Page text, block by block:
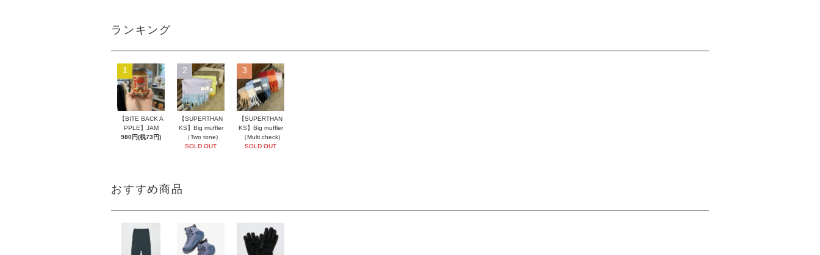
ランキング
1
【BITE BACK A
PPLE】JAM
980円(税73円)
2
【SUPERTHAN
KS】Big muffler
（Two tone)
SOLD OUT
3
【SUPERTHAN
KS】Big muffler
（Multi check)
SOLD OUT
おすすめ商品